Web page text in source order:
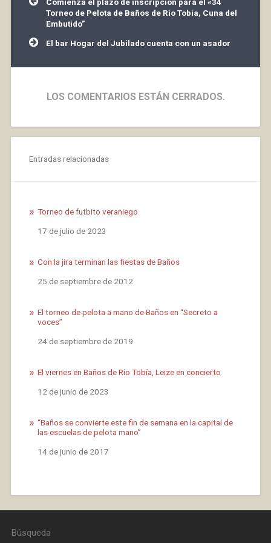
de
entradas
Torneo de Pelota de Baños de Río Tobía, Cuna del
Embutido”
El bar Hogar del Jubilado cuenta con un asador
LOS COMENTARIOS ESTÁN CERRADOS.
Entradas relacionadas
Torneo de futbito veraniego
Fecha
17 de julio de 2023
Con la jira terminan las fiestas de Baños
Fecha
25 de septiembre de 2012
El torneo de pelota a mano de Baños en “Secreto a
voces”
Fecha
24 de septiembre de 2019
El viernes en Baños de Río Tobía, Leize en concierto
Fecha
12 de junio de 2023
“Baños se convierte este fin de semana en la capital de
las escuelas de pelota mano”
Fecha
14 de junio de 2017
Búsqueda